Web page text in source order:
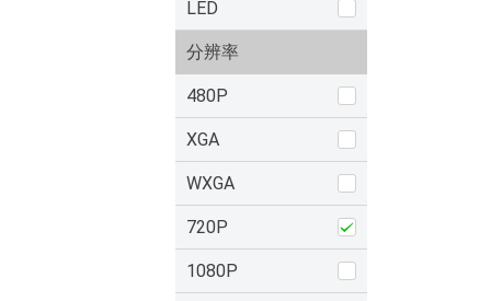
LED
分辨率
480P
XGA
WXGA
720P
1080P